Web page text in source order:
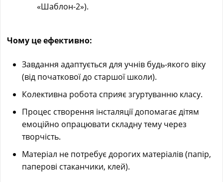
«Шаблон-2»).
Чому це ефективно:
Завдання адаптується для учнів будь-якого віку
(від початкової до старшої школи).
Колективна робота сприяє згуртуванню класу.
Процес створення інсталяції допомагає дітям
емоційно опрацювати складну тему через
творчість.
Матеріал не потребує дорогих матеріалів (папір,
паперові стаканчики, клей).